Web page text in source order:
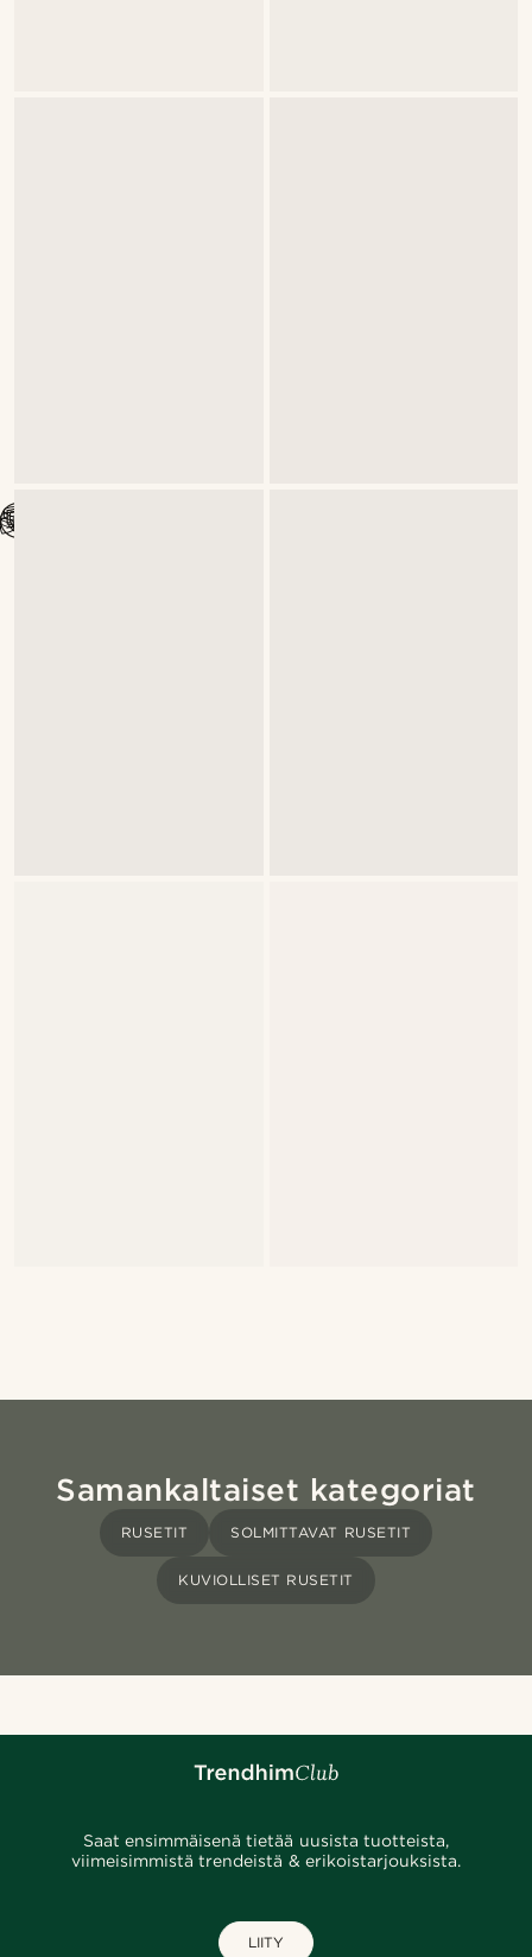
Samankaltaiset kategoriat
RUSETIT SOLMITTAVAT RUSETIT
KUVIOLLISET RUSETIT
Saat ensimmäisenä tietää uusista tuotteista,
viimeisimmistä trendeistä & erikoistarjouksista.
LIITY